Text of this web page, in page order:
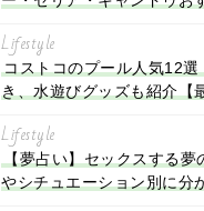
Lifestyle
コストコのプール人気12
き、水遊びグッズも紹介【
Lifestyle
【夢占い】セックスする夢
やシチュエーション別に分